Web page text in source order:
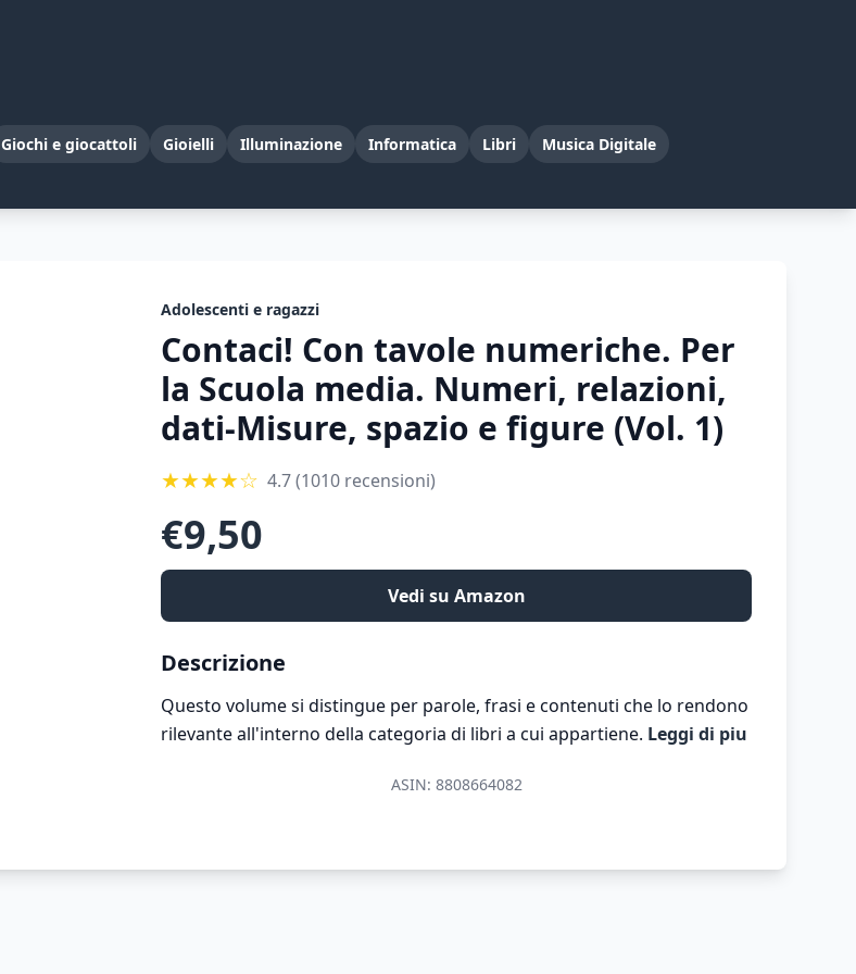
Giochi e giocattoli Gioielli Illuminazione Informatica Libri
Musica Digitale
Adolescenti e ragazzi
Contaci! Con tavole numeriche. Per
la Scuola media. Numeri, relazioni,
dati-Misure, spazio e figure (Vol. 1)
★★★★☆ 4.7(1010 recensioni)
€9,50
Vedi su Amazon
Descrizione
Questo volume si distingue per parole, frasi e contenuti che lo rendono
rilevante all'interno della categoria di libri a cui appartiene. Leggi di piu
ASIN: 8808664082